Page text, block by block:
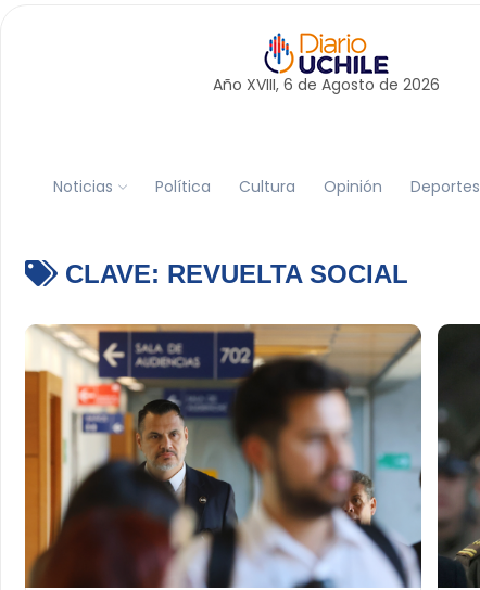
Año XVIII, 6 de Agosto de 2026
Noticias Política Cultura Opinión Deportes
CLAVE: REVUELTA SOCIAL